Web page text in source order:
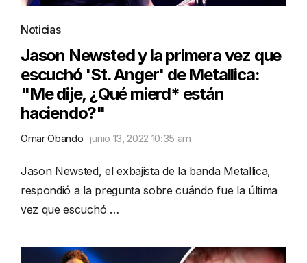
Noticias
Jason Newsted y la primera vez que
escuchó 'St. Anger' de Metallica:
"Me dije, ¿Qué mierd* están
haciendo?"
Omar Obando junio 13, 2022 10:35 am
Jason Newsted, el exbajista de la banda Metallica,
respondió a la pregunta sobre cuándo fue la última
vez que escuchó …